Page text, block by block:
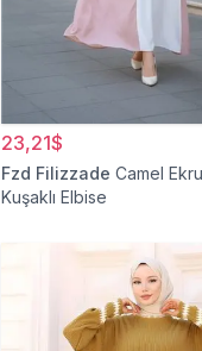
23,21$
Fzd Filizzade Camel
Kuşaklı Elbise